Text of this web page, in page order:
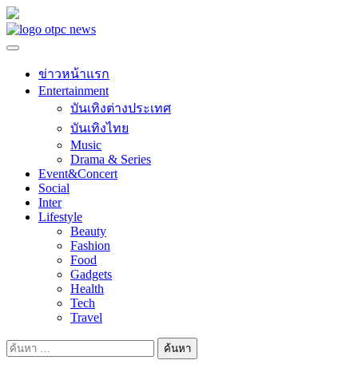
Skip
to
ข่าวหน้าแรก
Entertainment
บันเทิงต่างประเทศ
บันเทิงไทย
Music
Drama & Series
Event&Concert
Social
Inter
Lifestyle
Beauty
Fashion
Food
Gadgets
Health
Tech
Travel
ค้นหา